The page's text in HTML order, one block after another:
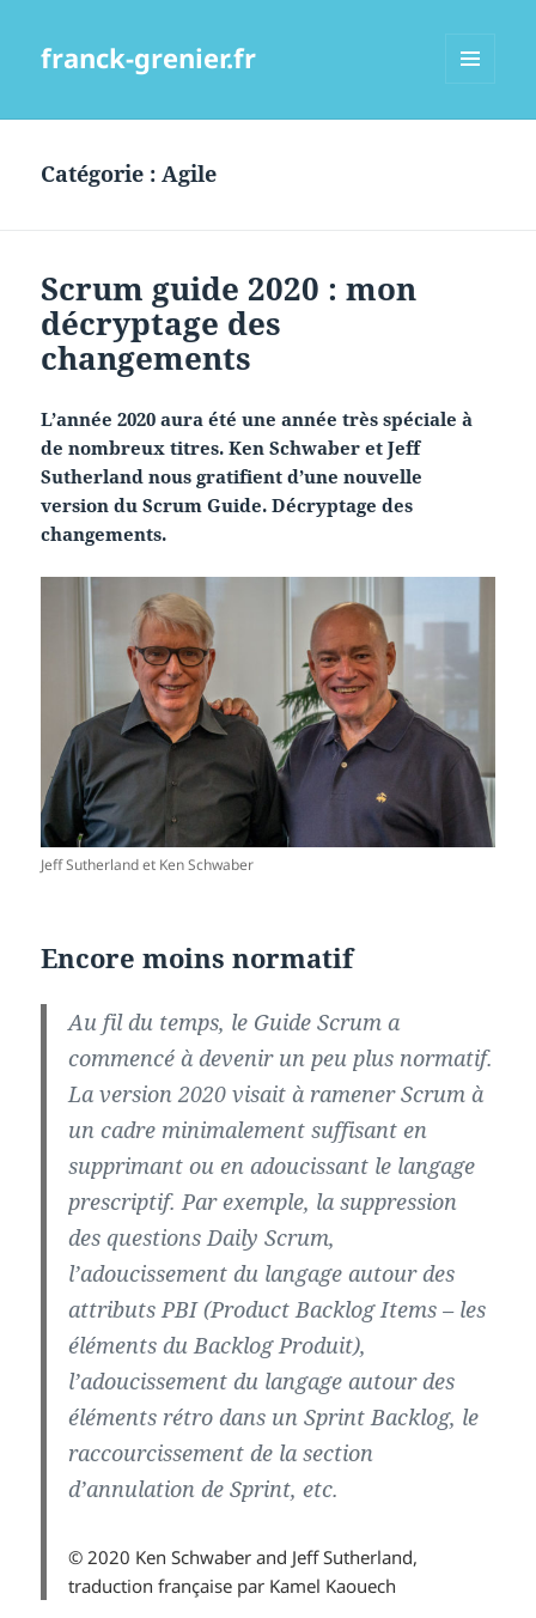
franck-grenier.fr
Catégorie :Agile
Scrum guide 2020 : mon
décryptage des
changements
L’année 2020 aura été une année très spéciale à
de nombreux titres. Ken Schwaber et Jeff
Sutherland nous gratifient d’une nouvelle
version du Scrum Guide. Décryptage des
changements.
Jeff Sutherland et Ken Schwaber
Encore moins normatif
Au fil du temps, le Guide Scrum a
commencé à devenir un peu plus normatif.
La version 2020 visait à ramener Scrum à
un cadre minimalement suffisant en
supprimant ou en adoucissant le langage
prescriptif. Par exemple, la suppression
des questions Daily Scrum,
l’adoucissement du langage autour des
attributs PBI (Product Backlog Items – les
éléments du Backlog Produit),
l’adoucissement du langage autour des
éléments rétro dans un Sprint Backlog, le
raccourcissement de la section
d’annulation de Sprint, etc.
© 2020 Ken Schwaber and Jeff Sutherland,
traduction française par Kamel Kaouech